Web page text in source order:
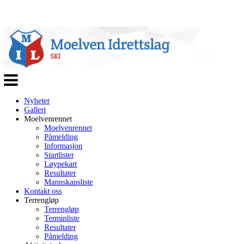
Veksle
navigasjon
Nyheter
Galleri
Moelvenrennet
Moelvenrennet
Påmelding
Informasjon
Startlister
Løypekart
Resultater
Mannskapsliste
Kontakt oss
Terrengløp
Terrengløp
Terminliste
Resultater
Påmelding